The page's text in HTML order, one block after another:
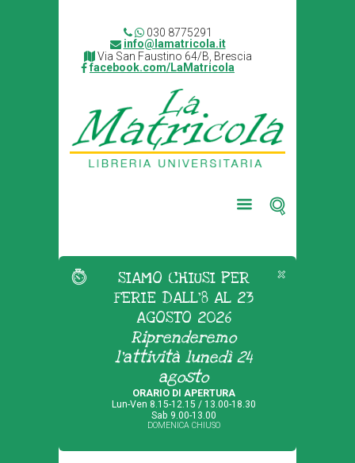
030 8775291
info@lamatricola.it
Via San Faustino 64/B, Brescia
facebook.com/LaMatricola
SIAMO CHIUSI PER
FERIE DALL'8 AL 23
AGOSTO 2026
Riprenderemo
l'attività lunedì 24
agosto
ORARIO DI APERTURA
Lun-Ven 8.15-12.15 / 13.00-18.30
Sab 9.00-13.00
DOMENICA CHIUSO